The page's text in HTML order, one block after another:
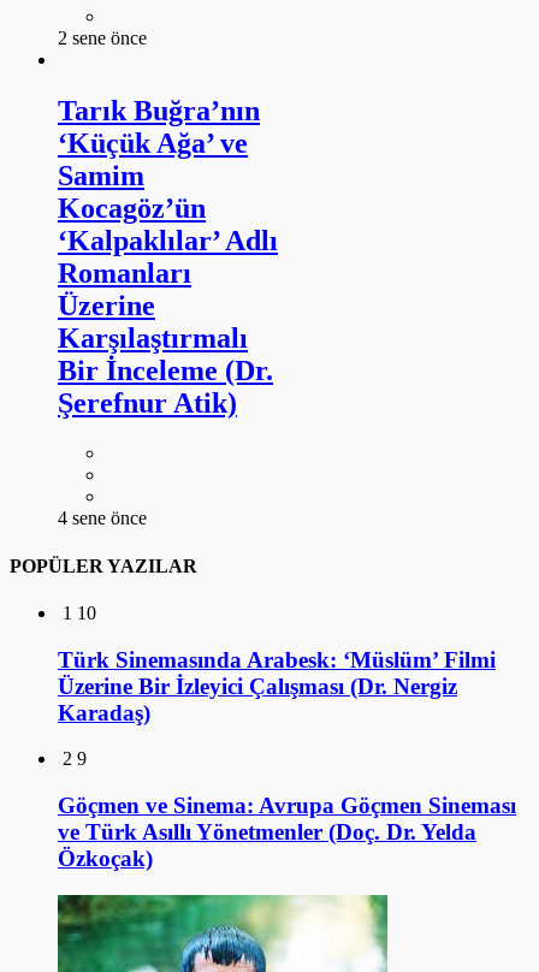
2 sene önce
Tarık Buğra’nın
‘Küçük Ağa’ ve
Samim
Kocagöz’ün
‘Kalpaklılar’ Adlı
Romanları
Üzerine
Karşılaştırmalı
Bir İnceleme (Dr.
Şerefnur Atik)
4 sene önce
POPÜLER YAZILAR
1 10
Türk Sinemasında Arabesk: ‘Müslüm’ Filmi
Üzerine Bir İzleyici Çalışması (Dr. Nergiz
Karadaş)
2 9
Göçmen ve Sinema: Avrupa Göçmen Sineması
ve Türk Asıllı Yönetmenler (Doç. Dr. Yelda
Özkoçak)